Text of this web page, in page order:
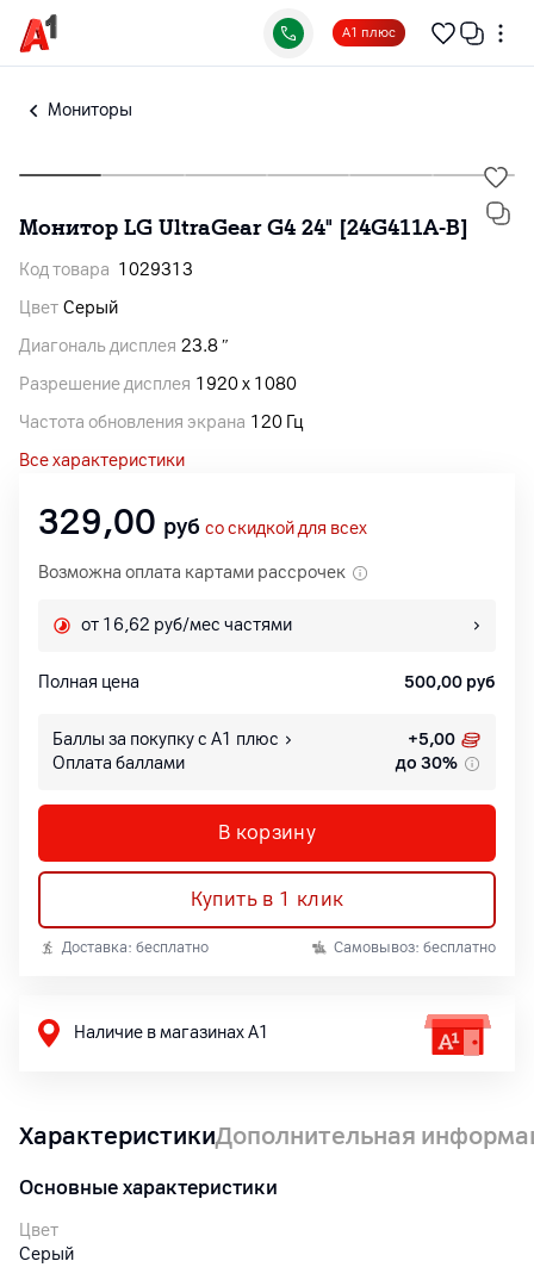
А1 плюс
Мониторы
Монитор LG UltraGear G4 24" [24G411A-B]
Код товара 1029313
Цвет Серый
Диагональ дисплея 23.8 ″
Разрешение дисплея 1920 x 1080
Частота обновления экрана 120 Гц
Все характеристики
329,00 руб со скидкой для всех
Возможна оплата картами рассрочек
от 16,62 руб/мес частями
Полная цена 500,00 руб
Баллы за покупку с А1 плюс +5,00
Оплата баллами
до 30%
В корзину
Купить в 1 клик
Доставка: бесплатно Самовывоз: бесплатно
Наличие в магазинах А1
ХарактеристикиДополнительная
Основные характеристики
Цвет
Серый